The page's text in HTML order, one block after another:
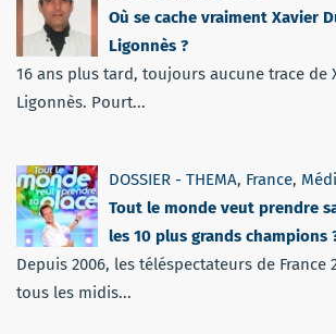
Où se cache vraiment Xavier
Ligonnès ?
16 ans plus tard, toujours aucune trace de
Ligonnès. Pourt...
DOSSIER - THEMA, France,
Tout le monde veut prendre
les 10 plus grands champions
Depuis 2006, les téléspectateurs de France
tous les midis...